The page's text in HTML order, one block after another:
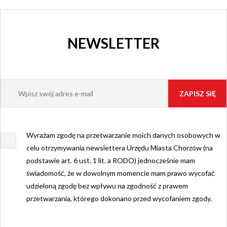
NEWSLETTER
Wyrażam zgodę na przetwarzanie moich danych osobowych w
celu otrzymywania newslettera Urzędu Miasta Chorzów (na
podstawie art. 6 ust. 1 lit. a RODO) jednocześnie mam
świadomość, że w dowolnym momencie mam prawo wycofać
udzieloną zgodę bez wpływu na zgodność z prawem
przetwarzania, którego dokonano przed wycofaniem zgody.